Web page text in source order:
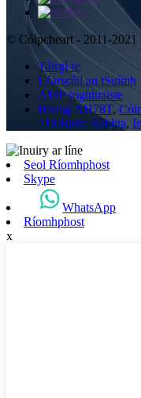
© Cóipcheart - 2011-2021
Táirgí te
Léarscáil an tSuímh
AMP soghluaiste
Bileog XH78T,
718 Barra Babhta,
Seol Ríomhphost
Skype
WhatsApp
Ríomhphost
x